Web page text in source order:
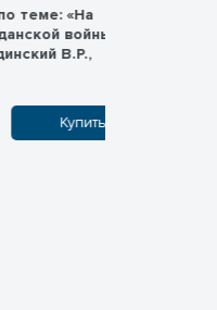
«На
войны» для
В.Р.,